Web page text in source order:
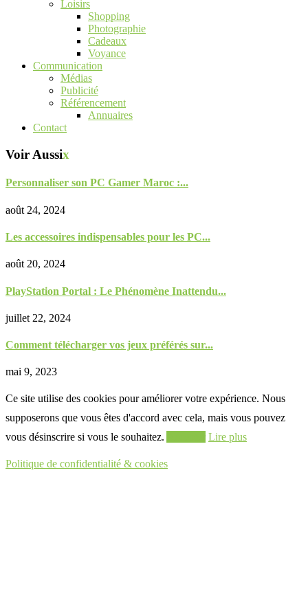
Loisirs
Shopping
Photographie
Cadeaux
Voyance
Communication
Médias
Publicité
Référencement
Annuaires
Contact
Voir Aussix
Personnaliser son PC Gamer Maroc :...
août 24, 2024
Les accessoires indispensables pour les PC...
août 20, 2024
PlayStation Portal : Le Phénomène Inattendu...
juillet 22, 2024
Comment télécharger vos jeux préférés sur...
mai 9, 2023
Ce site utilise des cookies pour améliorer votre expérience. Nous
supposerons que vous êtes d'accord avec cela, mais vous pouvez
vous désinscrire si vous le souhaitez.
Lire plus
Politique de confidentialité & cookies